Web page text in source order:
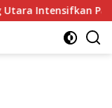
Presisi di Titik